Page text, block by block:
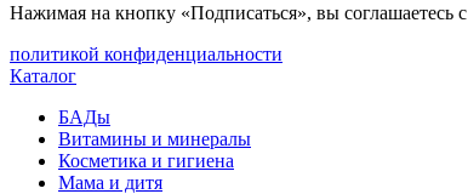
Нажимая на кнопку «Подписаться», вы соглашаетесь с
политикой конфиденциальности
Каталог
БАДы
Витамины и минералы
Косметика и гигиена
Мама и дитя